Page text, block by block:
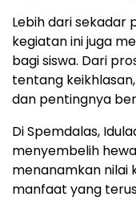
Lebih dari sekadar
kegiatan ini juga
bagi siswa. Dari
tentang
dan pentingnya
Di Spemdalas,
menyembelih
menanamkan nilai
manfaat yang